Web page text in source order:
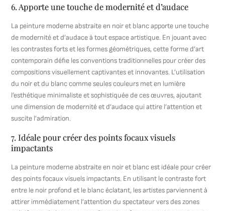
6. Apporte une touche de modernité et d’audace
La peinture moderne abstraite en noir et blanc apporte une touche
de modernité et d’audace à tout espace artistique. En jouant avec
les contrastes forts et les formes géométriques, cette forme d’art
contemporain défie les conventions traditionnelles pour créer des
compositions visuellement captivantes et innovantes. L’utilisation
du noir et du blanc comme seules couleurs met en lumière
l’esthétique minimaliste et sophistiquée de ces œuvres, ajoutant
une dimension de modernité et d’audace qui attire l’attention et
suscite l’admiration.
7. Idéale pour créer des points focaux visuels
impactants
La peinture moderne abstraite en noir et blanc est idéale pour créer
des points focaux visuels impactants. En utilisant le contraste fort
entre le noir profond et le blanc éclatant, les artistes parviennent à
attirer immédiatement l’attention du spectateur vers des zones